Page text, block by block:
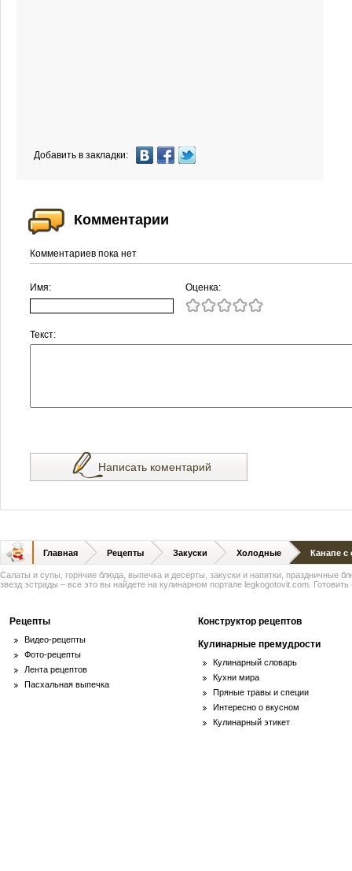
Добавить в закладки:
Комментарии
Комментариев пока нет
Имя: Оценка:
Текст:
Написать коментарий
Главная Рецепты Закуски Холодные Канапе с
Салаты и супы, горячие блюда, выпечка и десерты, закуски и напитки, праздничные
звезд эстрады – все это вы найдете на кулинарном портале legkogotovit.com. Готовить
Рецепты
Видео-рецепты
Фото-рецепты
Лента рецептов
Пасхальная выпечка
Конструктор рецептов
Кулинарные премудрости
Кулинарный словарь
Кухни мира
Пряные травы и специи
Интересно о вкусном
Кулинарный этикет